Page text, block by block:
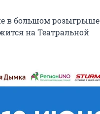
в большом розыгрыше
на Театральной